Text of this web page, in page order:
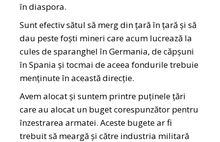
în diaspora.
Sunt efectiv sătul să merg din țară în țară și să
dau peste foști mineri care acum lucrează la
cules de sparanghel în Germania, de căpșuni
în Spania și tocmai de aceea fondurile trebuie
menținute în această direcție.
Avem alocat și suntem printre puținele țări
care au alocat un buget corespunzător pentru
înzestrarea armatei. Aceste bugete ar fi
trebuit să meargă și către industria militară